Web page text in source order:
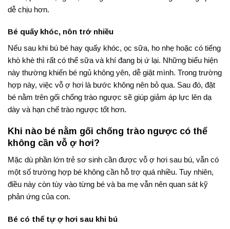
dễ chịu hơn.
Bé quấy khóc, nôn trớ nhiều
Nếu sau khi bú bé hay quấy khóc, ọc sữa, ho nhẹ hoặc có tiếng
khò khè thì rất có thể sữa và khí đang bị ứ lại. Những biểu hiện
này thường khiến bé ngủ không yên, dễ giật mình. Trong trường
hợp này, việc vỗ ợ hơi là bước không nên bỏ qua. Sau đó, đặt
bé nằm trên gối chống trào ngược sẽ giúp giảm áp lực lên dạ
dày và hạn chế trào ngược tốt hơn.
Khi nào bé nằm gối chống trào ngược có thể
không cần vỗ ợ hơi?
Mặc dù phần lớn trẻ sơ sinh cần được vỗ ợ hơi sau bú, vẫn có
một số trường hợp bé không cần hỗ trợ quá nhiều. Tuy nhiên,
điều này còn tùy vào từng bé và ba mẹ vẫn nên quan sát kỹ
phản ứng của con.
Bé có thể tự ợ hơi sau khi bú